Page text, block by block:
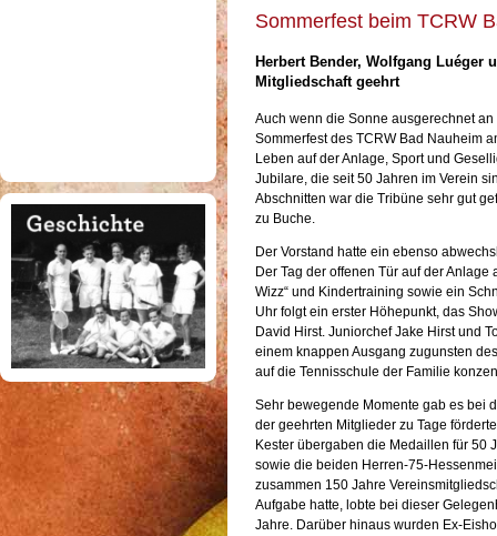
Sommerfest beim TCRW
Herbert Bender, Wolfgang Luéger
Mitgliedschaft geehrt
Auch wenn die Sonne ausgerechnet
Sommerfest des TCRW Bad Nauheim
Leben auf der Anlage, Sport und
Jubilare, die seit 50 Jahren im Verein
Abschnitten war die Tribüne sehr gut
zu Buche.
Der Vorstand hatte ein ebenso
Der Tag der offenen Tür auf der
Wizz“ und Kindertraining sowie ein
Uhr folgt ein erster Höhepunkt, das
David Hirst. Juniorchef Jake Hirst und
einem knappen Ausgang zugunsten
auf die Tennisschule der Familie
Sehr bewegende Momente gab es bei
der geehrten Mitglieder zu Tage
Kester übergaben die Medaillen für 50
sowie die beiden Herren-75-
zusammen 150 Jahre
Aufgabe hatte, lobte bei dieser
Jahre. Darüber hinaus wurden Ex-